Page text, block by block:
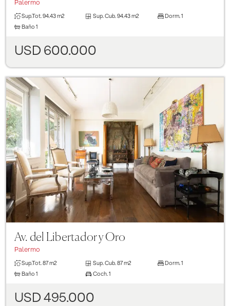
Palermo
Sup.Tot. 94.43 m2 Sup. Cub. 94.43 m2 Dorm. 1
Baño 1
USD 600.000
Previous Next
Av. del Libertador y Oro
Palermo
Sup.Tot. 87 m2 Sup. Cub. 87 m2 Dorm. 1
Baño 1 Coch. 1
USD 495.000